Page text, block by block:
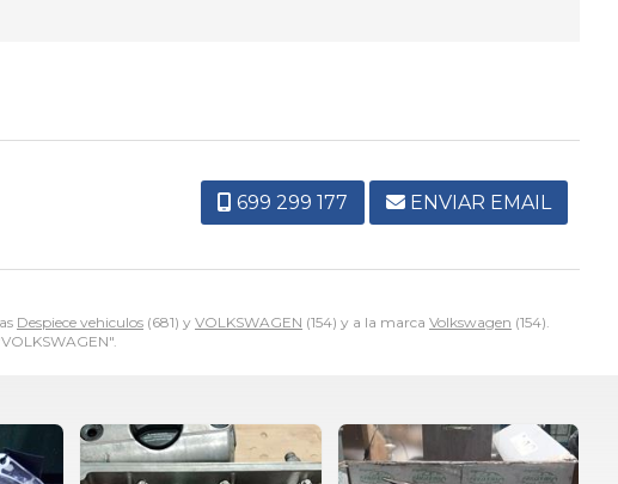
Despiece vehiculos (681) y VOLKSWAGEN (154) y a la marca Volkswagen (154).
699 299 177 ENVIAR EMAIL